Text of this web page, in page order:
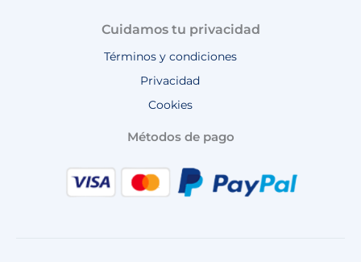
Cuidamos tu privacidad
Términos y condiciones
Privacidad
Cookies
Métodos de pago